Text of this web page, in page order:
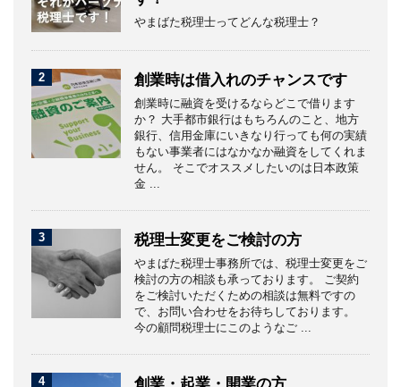
やまばた税理士ってどんな税理士？
2 創業時は借入れのチャンスです
創業時に融資を受けるならどこで借ります
か？ 大手都市銀行はもちろんのこと、地方
銀行、信用金庫にいきなり行っても何の実績
もない事業者にはなかなか融資をしてくれま
せん。 そこでオススメしたいのは日本政策
金 ...
3 税理士変更をご検討の方
やまばた税理士事務所では、税理士変更をご
検討の方の相談も承っております。 ご契約
をご検討いただくための相談は無料ですの
で、お問い合わせをお待ちしております。
今の顧問税理士にこのようなご ...
4